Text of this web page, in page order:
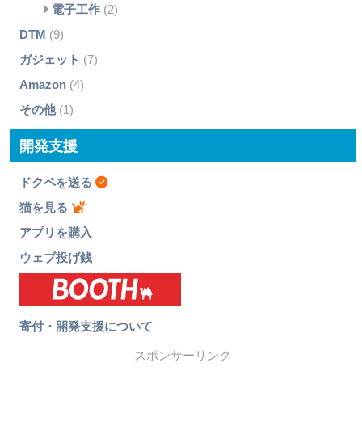
電子工作(2)
DTM (9)
ガジェット (7)
Amazon(4)
その他(1)
開発支援
ドクペを送る
猫を見る
アプリを購入
ウェブ投げ銭
寄付・開発支援について
スポンサーリンク